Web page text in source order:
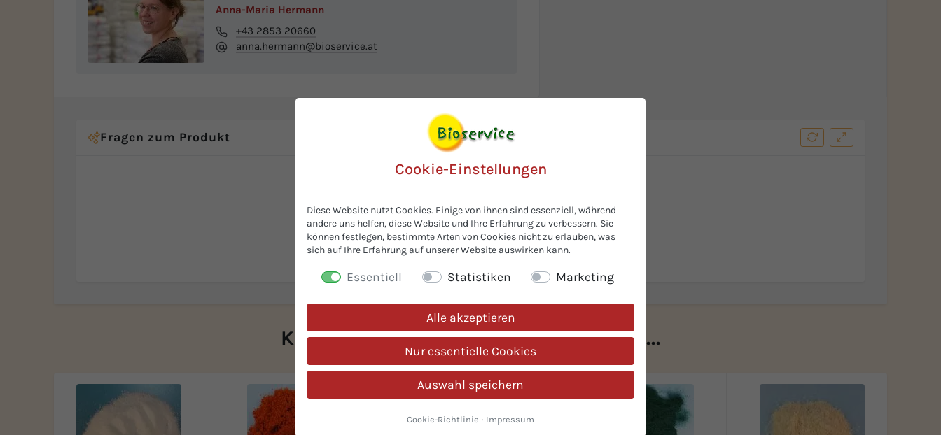
Anna-Maria Hermann
+43 2853 20660
anna.hermann@bioservice.at
Fragen zum Produkt
Kunden interessierten sich auch für...
Cookie-Einstellungen
Diese Website nutzt Cookies. Einige von ihnen sind essenziell, während
andere uns helfen, diese Website und Ihre Erfahrung zu verbessern. Sie
können festlegen, bestimmte Arten von Cookies nicht zu erlauben, was
sich auf Ihre Erfahrung auf unserer Website auswirken kann.
Essentiell Statistiken Marketing
Alle akzeptieren
Nur essentielle Cookies
Auswahl speichern
Cookie-Richtlinie · Impressum